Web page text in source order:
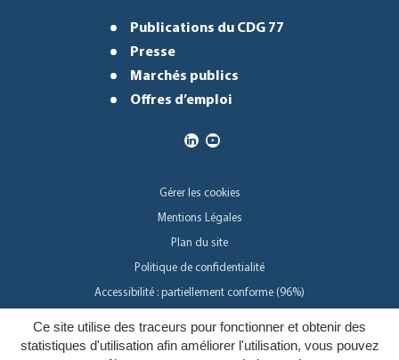
Ce site utilise des traceurs pour fonctionner et obtenir des
statistiques d'utilisation afin améliorer l'utilisation, vous pouvez
Publications du CDG 77
Presse
Marchés publics
Offres d’emploi
Gérer les cookies
Mentions Légales
Plan du site
Politique de confidentialité
Accessibilité : partiellement conforme (96%)
Inovagora